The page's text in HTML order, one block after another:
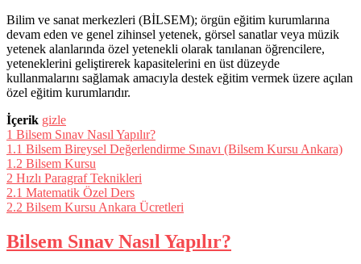
Bilim ve sanat merkezleri (BİLSEM); örgün eğitim kurumlarına
devam eden ve genel zihinsel yetenek, görsel sanatlar veya müzik
yetenek alanlarında özel yetenekli olarak tanılanan öğrencilere,
yeteneklerini geliştirerek kapasitelerini en üst düzeyde
kullanmalarını sağlamak amacıyla destek eğitim vermek üzere açılan
özel eğitim kurumlarıdır.
İçerik gizle
1 Bilsem Sınav Nasıl Yapılır?
1.1 Bilsem Bireysel Değerlendirme Sınavı (Bilsem Kursu Ankara)
1.2 Bilsem Kursu
2 Hızlı Paragraf Teknikleri
2.1 Matematik Özel Ders
2.2 Bilsem Kursu Ankara Ücretleri
Bilsem Sınav Nasıl Yapılır?